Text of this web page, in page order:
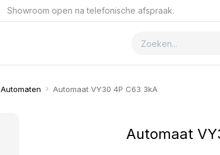
Showroom open na telefonische afspraak.
Automaten Automaat VY30 4P C63 3kA
Automaat